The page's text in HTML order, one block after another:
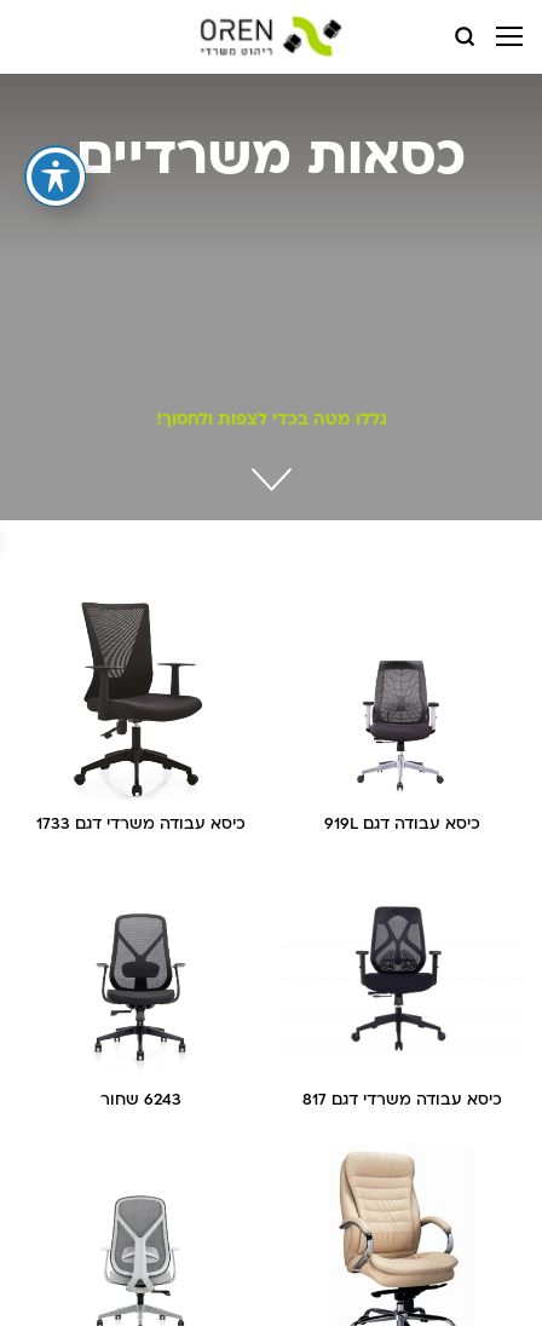
כסאות משרדיים
כסאות משרדיים
גללו מטה בכדי לצפות ולחסוך!
כיסא עבודה דגם 919L כיסא עבודה משרדי דגם 1733
כיסא עבודה משרדי דגם 817 6243 שחור